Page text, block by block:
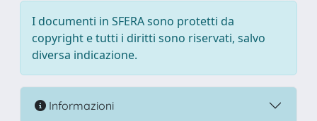
I documenti in SFERA sono protetti da
copyright e tutti i diritti sono riservati, salvo
diversa indicazione.
Informazioni